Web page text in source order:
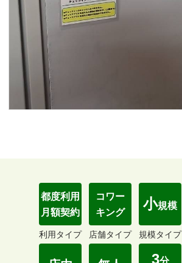
都度利用
月額契約
利用タイプ
コワー
キング
店舗タイプ
小規模
規模タイプ
3